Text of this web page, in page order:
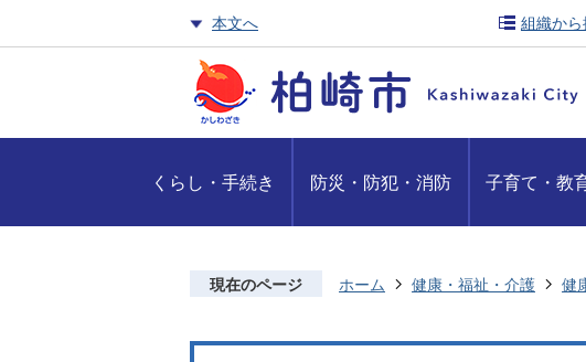
本文へ 組織から
くらし・手続き 防災・防犯・消防 子育て・教
現在のページ ホーム 健康・福祉・介護 健